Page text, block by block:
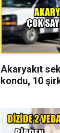
Akaryakıt
kondu, 10